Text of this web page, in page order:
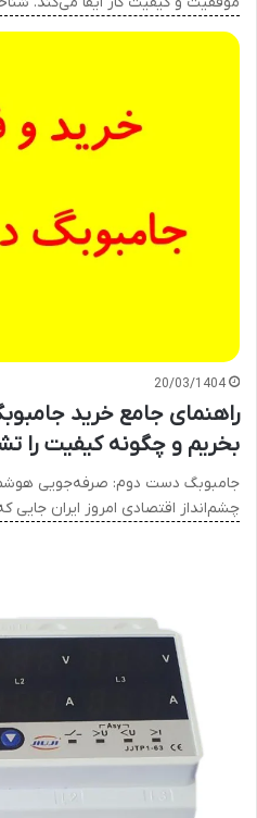
20/03/1404
راهنمای جامع خرید
بخریم و چگونه کیفیت
جامبوبگ دست دوم: صرفه‌جویی
چشم‌انداز اقتصادی امروز ایران